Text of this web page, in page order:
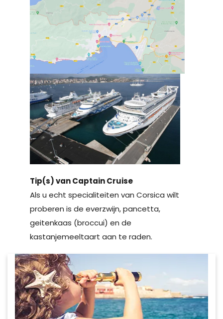
Tip(s) van Captain Cruise
Als u echt specialiteiten van Corsica wilt
proberen is de everzwijn, pancetta,
geitenkaas (broccui) en de
kastanjemeeltaart aan te raden.